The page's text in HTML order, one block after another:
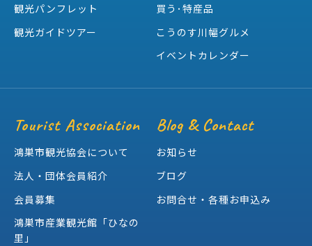
観光パンフレット
観光ガイドツアー
買う･特産品
こうのす川幅グルメ
イベントカレンダー
Tourist Association
鴻巣市観光協会について
法人・団体会員紹介
会員募集
鴻巣市産業観光館「ひなの
里」
Blog & Contact
お知らせ
ブログ
お問合せ・各種お申込み